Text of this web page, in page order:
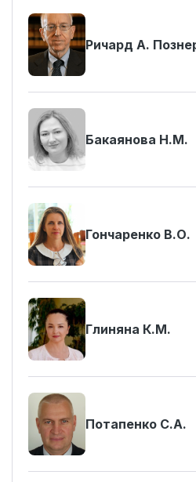
Ричард А.
Бакаянова Н.М.
Гончаренко В.О.
Глиняна К.М.
Потапенко С.А.